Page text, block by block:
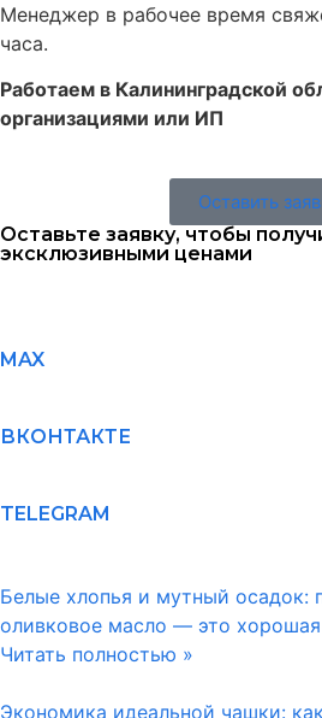
Менеджер в рабочее время
часа.
Работаем в Калининградской
организациями или ИП
Оставить
Оставьте заявку, чтобы
эксклюзивными ценами
MAX
ВКОНТАКТЕ
TELEGRAM
Белые хлопья и мутный осадок:
оливковое масло — это
Читать полностью »
Экономика идеальной чашки: